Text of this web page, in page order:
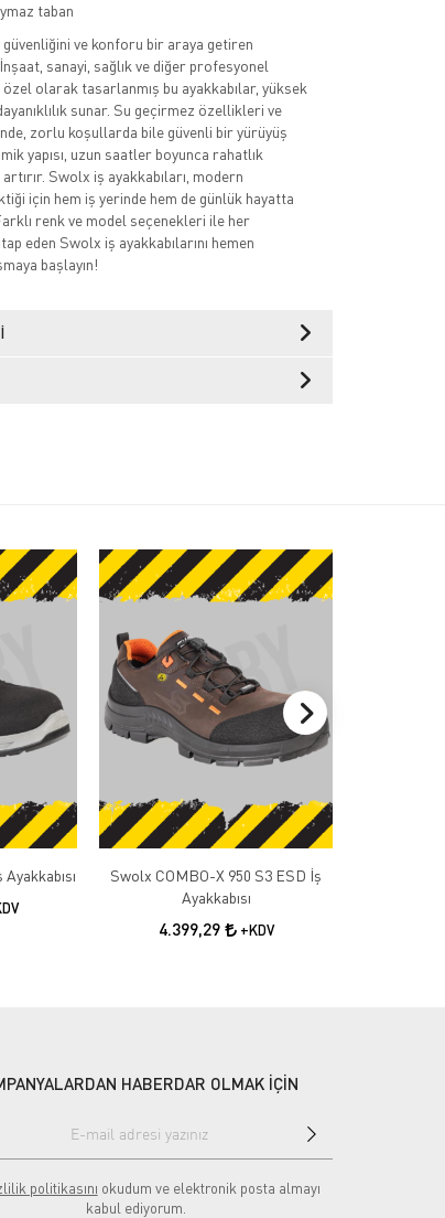
taban
güvenliğini ve konforu bir araya getiren
sanayi, sağlık ve diğer profesyonel
olarak tasarlanmış bu ayakkabılar, yüksek
sunar. Su geçirmez özellikleri ve
zorlu koşullarda bile güvenli bir yürüyüş
yapısı, uzun saatler boyunca rahatlık
Swolx iş ayakkabıları, modern
için hem iş yerinde hem de günlük hayatta
renk ve model seçenekleri ile her
eden Swolx iş ayakkabılarını hemen
başlayın!
Swolx COMBO-X 950 S3 ESD İş
Ayakkabısı
4.399,29 +KDV
HABERDAR OLMAK İÇİN
politikasını okudum ve elektronik posta almayı
kabul ediyorum.